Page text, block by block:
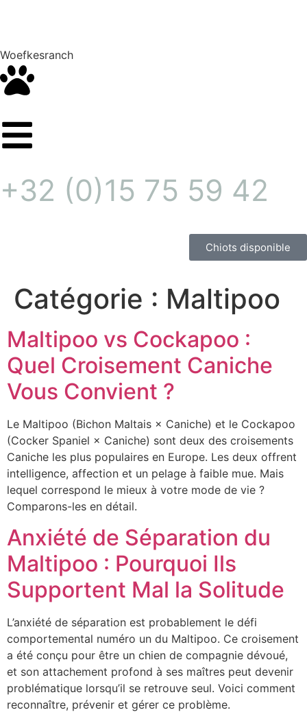
Woefkesranch
+32 (0)15 75 59 42
Chiots disponible
Catégorie : Maltipoo
Maltipoo vs Cockapoo :
Quel Croisement Caniche
Vous Convient ?
Le Maltipoo (Bichon Maltais × Caniche) et le Cockapoo
(Cocker Spaniel × Caniche) sont deux des croisements
Caniche les plus populaires en Europe. Les deux offrent
intelligence, affection et un pelage à faible mue. Mais
lequel correspond le mieux à votre mode de vie ?
Comparons-les en détail.
Anxiété de Séparation du
Maltipoo : Pourquoi Ils
Supportent Mal la Solitude
L’anxiété de séparation est probablement le défi
comportemental numéro un du Maltipoo. Ce croisement
a été conçu pour être un chien de compagnie dévoué,
et son attachement profond à ses maîtres peut devenir
problématique lorsqu’il se retrouve seul. Voici comment
reconnaître, prévenir et gérer ce problème.